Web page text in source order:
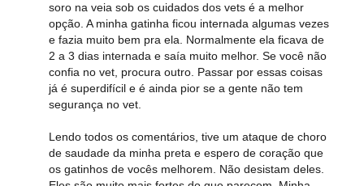
soro na veia sob os cuidados dos vets é a melhor
opção. A minha gatinha ficou internada algumas vezes
e fazia muito bem pra ela. Normalmente ela ficava de
2 a 3 dias internada e saía muito melhor. Se você não
confia no vet, procura outro. Passar por essas coisas
já é superdifícil e é ainda pior se a gente não tem
segurança no vet.
Lendo todos os comentários, tive um ataque de choro
de saudade da minha preta e espero de coração que
os gatinhos de vocês melhorem. Não desistam deles.